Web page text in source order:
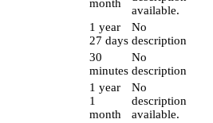
month
available.
1 year
27 days
No
description
30
minutes
No
description
1 year
1
month
No
description
available.